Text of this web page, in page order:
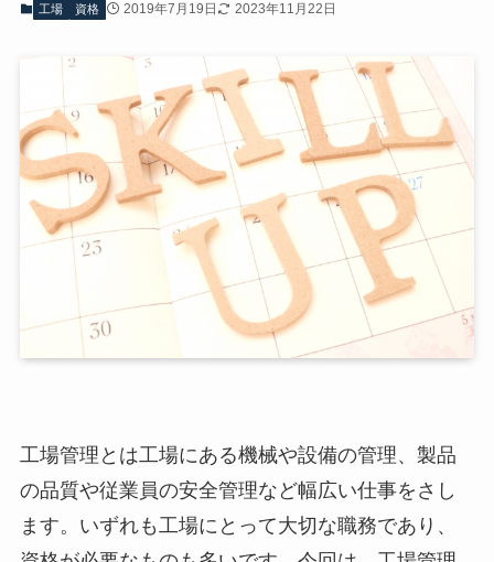
工場 資格 2019年7月19日 2023年11月22日
工場管理とは工場にある機械や設備の管理、製品
の品質や従業員の安全管理など幅広い仕事をさし
ます。いずれも工場にとって大切な職務であり、